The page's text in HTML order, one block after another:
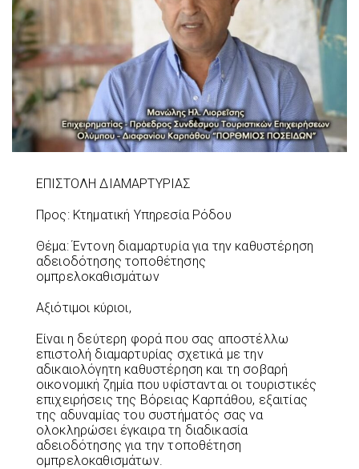
ΕΠΙΣΤΟΛΗ ΔΙΑΜΑΡΤΥΡΙΑΣ
Προς: Κτηματική Υπηρεσία Ρόδου
Θέμα: Έντονη διαμαρτυρία για την καθυστέρηση
αδειοδότησης τοποθέτησης
ομπρελοκαθισμάτων
Αξιότιμοι κύριοι,
Είναι η δεύτερη φορά που σας αποστέλλω
επιστολή διαμαρτυρίας σχετικά με την
αδικαιολόγητη καθυστέρηση και τη σοβαρή
οικονομική ζημία που υφίστανται οι τουριστικές
επιχειρήσεις της Βόρειας Καρπάθου, εξαιτίας
της αδυναμίας του συστήματός σας να
ολοκληρώσει έγκαιρα τη διαδικασία
αδειοδότησης για την τοποθέτηση
ομπρελοκαθισμάτων.